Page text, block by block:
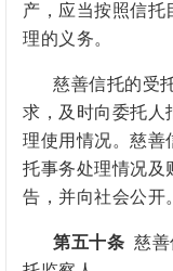
产，应当按照信托
理的义务。
慈善信托的受
求，及时向委托人
理使用情况。慈善
托事务处理情况及
告，并向社会公开
第五十条 慈善